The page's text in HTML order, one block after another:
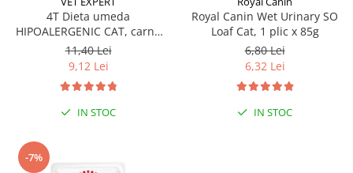
Sampoane si Balsamuri
Servetele Umede
Covorase absorbante
Curatare Ochi
Igiena Catel
Igiena Interior
Solutii Atractante si repelente
Custi transport - Pisici
Jucarii Pisici
Lese, Hamuri si Zgarzi
Paturi, perne si cosuri pentru pisici
4T Dieta umeda
HIPOALERGENIC CAT, carne
de curcan, plic 100 gr
11,40 Lei
9,12 Lei
IN STOC
Royal Canin Wet Urinary SO
Loaf Cat, 1 plic x 85g
6,80 Lei
6,32 Lei
IN STOC
-7%